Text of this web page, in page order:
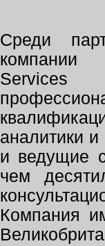
Среди
аналитики
и ведущие
чем
Компания